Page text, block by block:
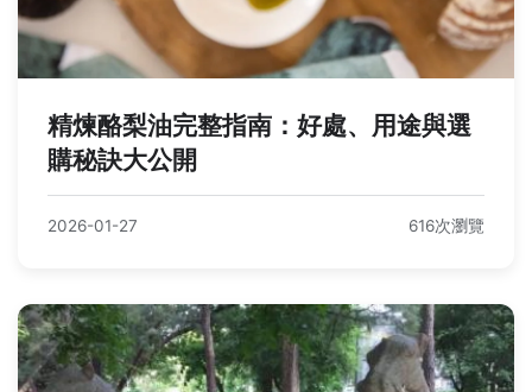
精煉酪梨油完整指南：好處、用途與選
購秘訣大公開
2026-01-27 616次瀏覽